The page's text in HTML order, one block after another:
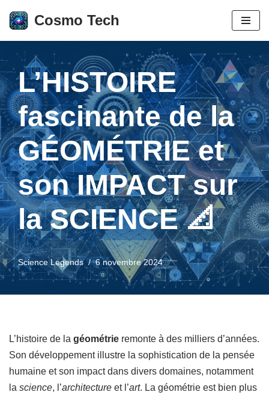
Aller
contenu
Cosmo Tech
L’HISTOIRE
fascinante de la
GÉOMÉTRIE et
son IMPACT sur
la SCIENCE 📐
Science Legends 6 novembre 2024
L’histoire de la géométrie remonte à des milliers d’années.
Son développement illustre la sophistication de la pensée
humaine et son impact dans divers domaines, notamment
la science, l’architecture et l’art. La géométrie est bien plus